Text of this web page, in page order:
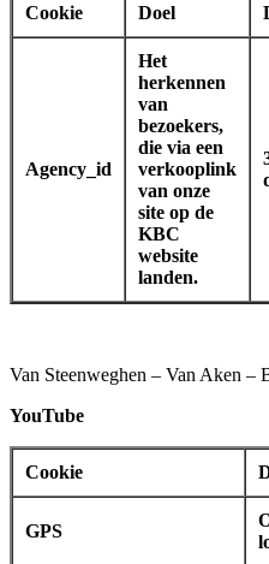
Cookie Doel
Agency_id
Het
herkennen
van
bezoekers,
die via een
verkooplink
van onze
site op de
KBC
website
landen.
Van Steenweghen – Van Aken –
YouTube
Cookie
GPS